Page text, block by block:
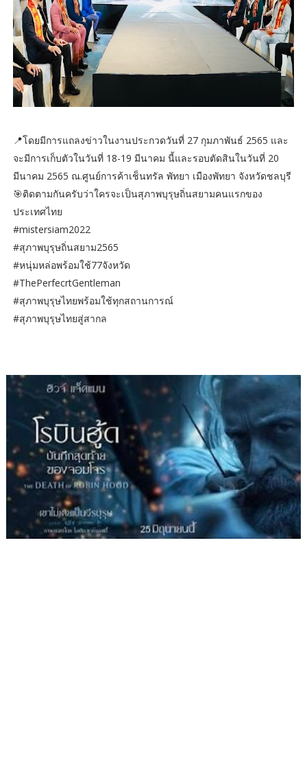
📍โดยมีการแถลงข่าวในงานประกวดวันที่ 27 กุมภาพันธ์ 2565 และ
จะมีการเก็บตัวในวันที่ 18-19 มีนาคม นี้และรอบตัดสินในวันที่ 20
มีนาคม 2565 ณ.ศูนย์การค้าเช็นทรัล พัทยา เมืองพัทยา จังหวัดชลบุรี
🎯ติดตามกันครับว่าใครจะเป็นสุภาพบุรุษถิ่นสยามคนแรกของ
ประเทศไทย
#mistersiam2022
#สุภาพบุรุษถิ่นสยาม2565
#หนุ่มหล่อพร้อมใช้77จังหวัด
#ThePerfecrtGentleman
#สุภาพบุรุษไทยพร้อมใช้ทุกสถานการณ์
#สุภาพบุรุษไทยสู่สากล